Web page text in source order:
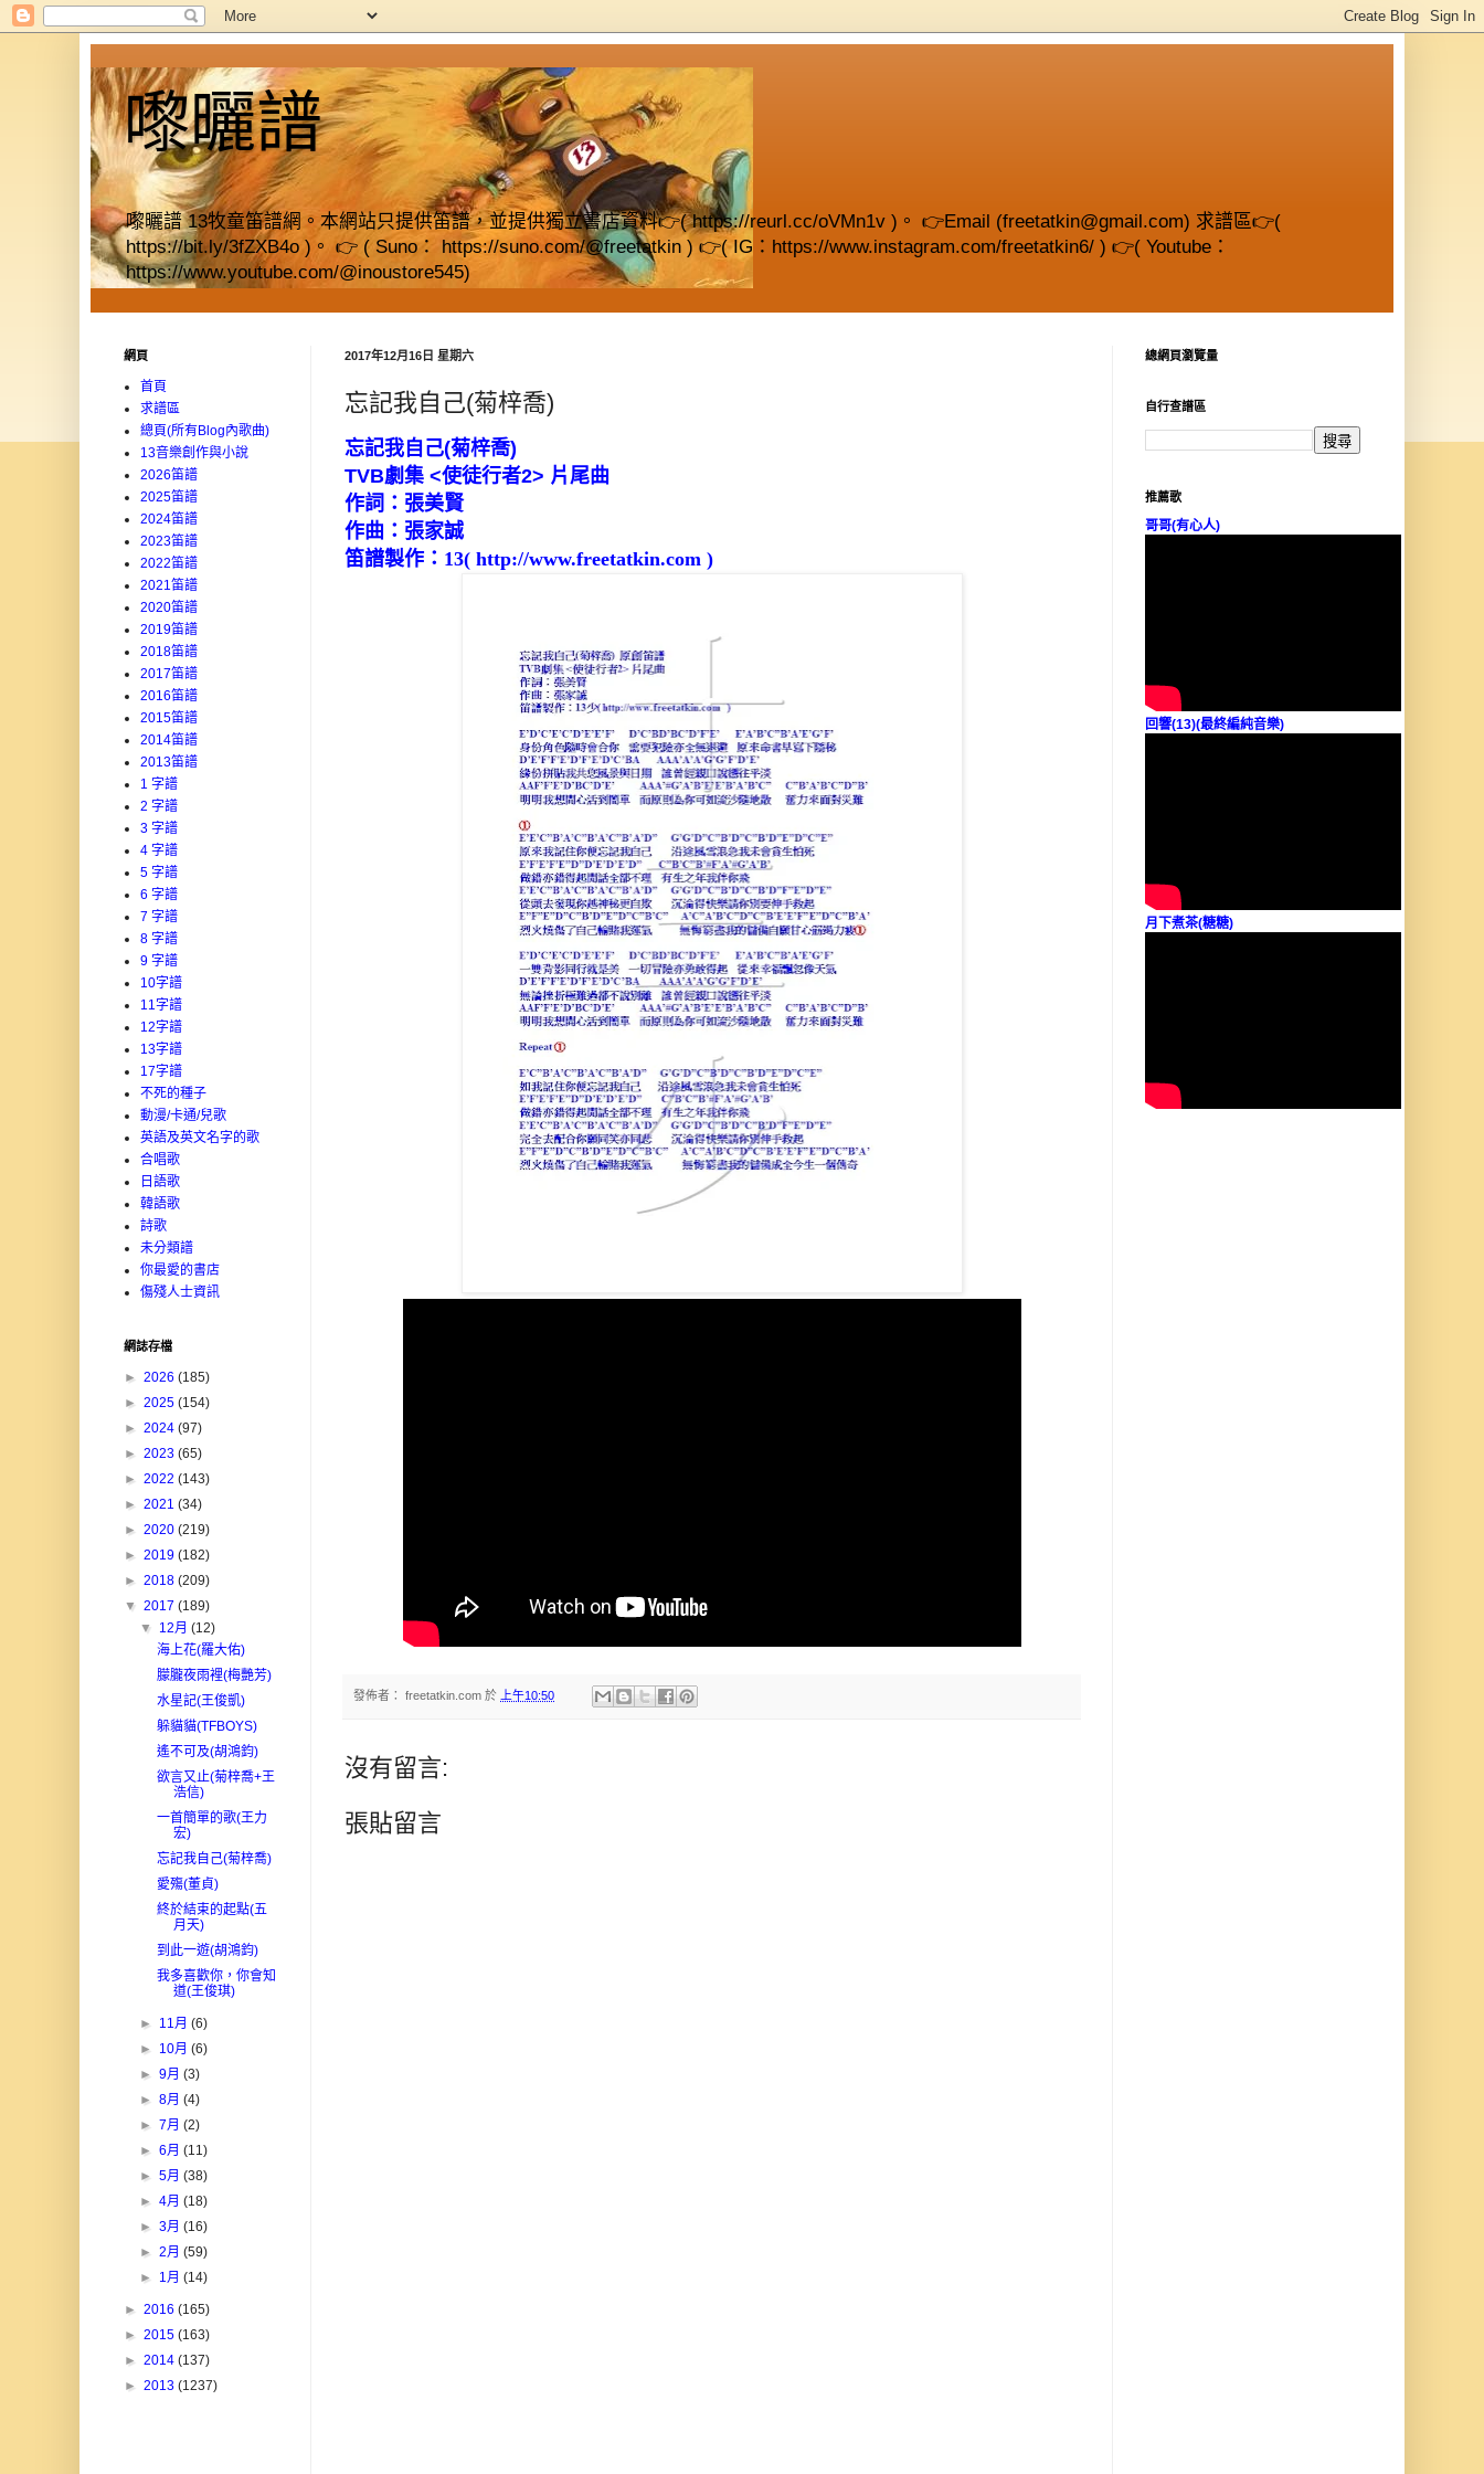
嚟曬譜
嚟曬譜 13牧童笛譜網。本網站只提供笛譜，並提供獨立書店資料👉( https://reurl.cc/oVMn1v )。 👉Email (freetatkin@gmail.com) 求譜區👉(
https://bit.ly/3fZXB4o )。 👉 ( Suno： https://suno.com/@freetatkin ) 👉( IG：https://www.instagram.com/freetatkin6/ ) 👉( Youtube：
https://www.youtube.com/@inoustore545)
2017年12月16日 星期六
忘記我自己(菊梓喬)
忘記我自己(菊梓喬)
TVB劇集 <使徒行者2> 片尾曲
作詞：張美賢
作曲：張家誠
笛譜製作 ： 13( http://www.freetatkin.com )
發佈者： freetatkin.com 於 上午10:50
沒有留言:
張貼留言
網頁
首頁
求譜區
總頁(所有Blog內歌曲)
13音樂創作與小說
2026笛譜
2025笛譜
2024笛譜
2023笛譜
2022笛譜
2021笛譜
2020笛譜
2019笛譜
2018笛譜
2017笛譜
2016笛譜
2015笛譜
2014笛譜
2013笛譜
1 字譜
2 字譜
3 字譜
4 字譜
5 字譜
6 字譜
7 字譜
8 字譜
9 字譜
10字譜
11字譜
12字譜
13字譜
17字譜
不死的種子
動漫/卡通/兒歌
英語及英文名字的歌
合唱歌
日語歌
韓語歌
詩歌
未分類譜
你最愛的書店
傷殘人士資訊
網誌存檔
► 2026 (185)
► 2025 (154)
► 2024 (97)
► 2023 (65)
► 2022 (143)
► 2021 (34)
► 2020 (219)
► 2019 (182)
► 2018 (209)
▼ 2017 (189)
▼ 12月(12)
海上花(羅大佑)
朦朧夜雨裡(梅艷芳)
水星記(王俊凱)
躲貓貓(TFBOYS)
遙不可及(胡鴻鈞)
欲言又止(菊梓喬+王
浩信)
一首簡單的歌(王力
宏)
忘記我自己(菊梓喬)
愛殤(董貞)
終於結束的起點(五
月天)
到此一遊(胡鴻鈞)
我多喜歡你，你會知
道(王俊琪)
► 11月(6)
► 10月(6)
►9月(3)
►8月(4)
►7月(2)
►6月(11)
►5月(38)
►4月(18)
►3月(16)
►2月(59)
► 1月(14)
► 2016 (165)
► 2015 (163)
► 2014 (137)
► 2013 (1237)
總網頁瀏覽量
自行查譜區
推薦歌
哥哥(有心人)
回響(13)(最終編純音樂)
月下煮茶(糖糖)